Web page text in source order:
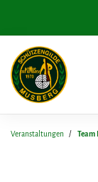
Veranstaltungen Team